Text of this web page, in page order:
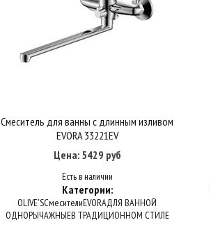
В корзину
Купить в один клик
Смеситель для ванны с длинным изливом
EVORA 33221EV
Цена: 5429 руб
Есть в наличии
Категории:
OLIVE'SСмесителиEVORAДЛЯ ВАННОЙ
ОДНОРЫЧАЖНЫЕВ ТРАДИЦИОННОМ СТИЛЕ